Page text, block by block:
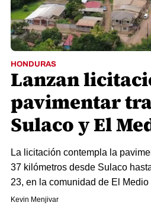
HONDURAS
Lanzan
pavimentar
Sulaco y El
La licitación contempla la
37 kilómetros desde Sulaco
23, en la comunidad de El Medio
Kevin Menjivar